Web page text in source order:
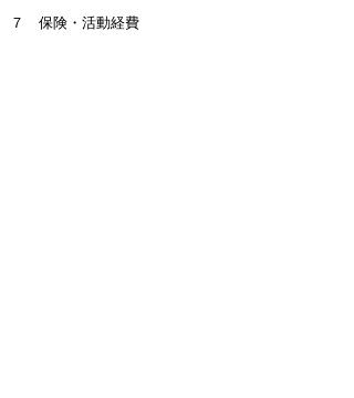
７ 保険・活動経費